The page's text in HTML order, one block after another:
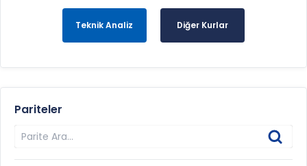
Teknik Analiz Diğer Kurlar
Pariteler